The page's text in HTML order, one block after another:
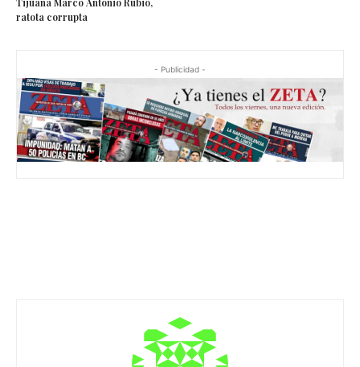
ratota corrupta
- Publicidad -